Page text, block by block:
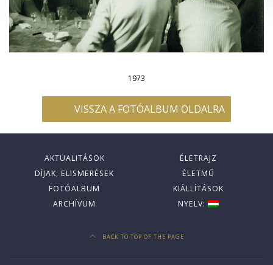
1973
VISSZA A FOTÓALBUM OLDALRA
AKTUALITÁSOK
ÉLETRAJZ
DÍJAK, ELISMERÉSEK
ÉLETMŰ
FOTÓALBUM
KIÁLLÍTÁSOK
ARCHÍVUM
NYELV:
BACK TO TOP OF THE PAGE